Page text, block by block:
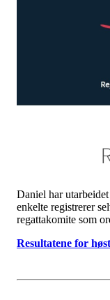
Daniel har
enkelte registrerer
regattakomite som
Resultatene for